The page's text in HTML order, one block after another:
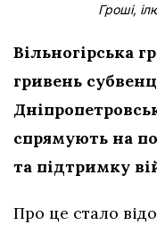
Гроші,
Вільногірська
гривень
спрямують на
та підтримку
Про це стало